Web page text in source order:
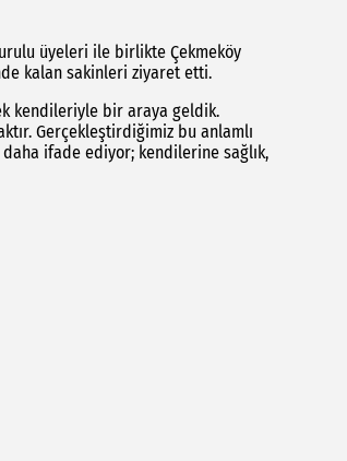
üyeleri ile birlikte Çekmeköy
kalan sakinleri ziyaret etti.
kendileriyle bir araya geldik.
Gerçekleştirdiğimiz bu anlamlı
ifade ediyor; kendilerine sağlık,